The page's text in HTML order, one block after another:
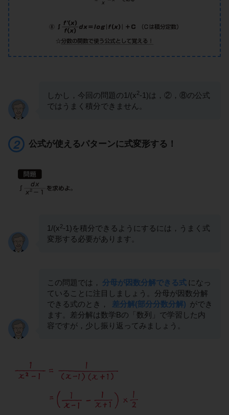
しかし，今回の問題の1/(x2-1)は，②，⑧の公式
ではうまく積分できません。
公式が使えるパターンに式変形する！
1/(x2-1)を積分できるようにするには，うまく式
変形する必要があります。
この問題では， 分母が因数分解できる式 になっ
ていることに注目しましょう。分母が因数分解
できる式のとき，
差分解(部分分数分解) ができ
ます。差分解は数学Bの「数列」で学習した内
容ですが，少し振り返ってみましょう。